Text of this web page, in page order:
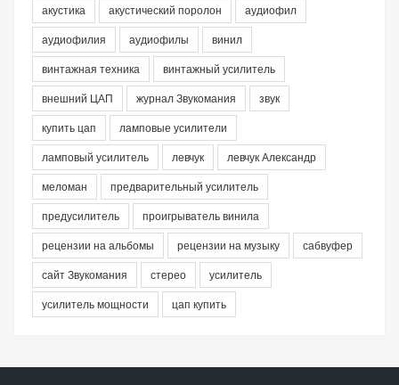
акустика
акустический поролон
аудиофил
аудиофилия
аудиофилы
винил
винтажная техника
винтажный усилитель
внешний ЦАП
журнал Звукомания
звук
купить цап
ламповые усилители
ламповый усилитель
левчук
левчук Александр
меломан
предварительный усилитель
предусилитель
проигрыватель винила
рецензии на альбомы
рецензии на музыку
сабвуфер
сайт Звукомания
стерео
усилитель
усилитель мощности
цап купить